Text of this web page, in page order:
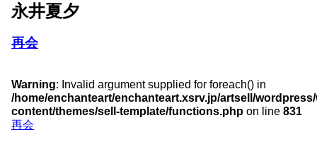
永井夏夕
再会
Warning: Invalid argument supplied for foreach() in
/home/enchanteart/enchanteart.xsrv.jp/artsell/
content/themes/sell-template/functions.php on line 831
再会